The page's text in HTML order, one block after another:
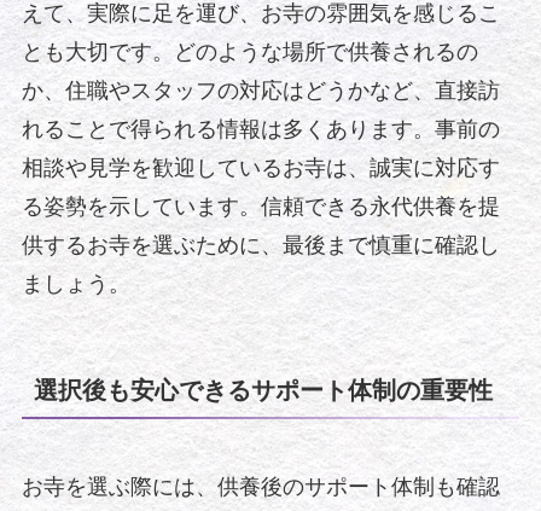
えて、実際に足を運び、お寺の雰囲気を感じるこ
とも大切です。どのような場所で供養されるの
か、住職やスタッフの対応はどうかなど、直接訪
れることで得られる情報は多くあります。事前の
相談や見学を歓迎しているお寺は、誠実に対応す
る姿勢を示しています。信頼できる永代供養を提
供するお寺を選ぶために、最後まで慎重に確認し
ましょう。
選択後も安心できるサポート体制の重要性
お寺を選ぶ際には、供養後のサポート体制も確認